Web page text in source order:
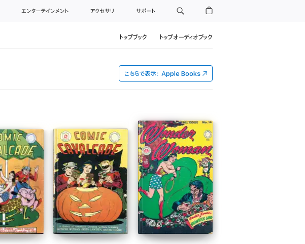
エンターテインメント アクセサリ サポート
トップブック トップオーディオブック
こちらで表示： Apple Books